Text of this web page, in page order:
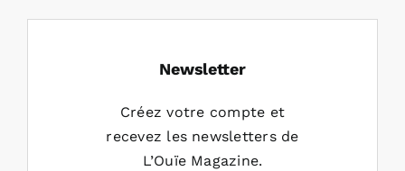
Newsletter
Créez votre compte et
recevez les newsletters de
L’Ouïe Magazine.